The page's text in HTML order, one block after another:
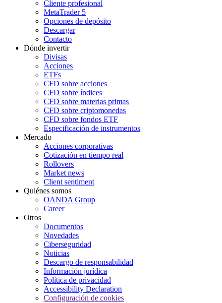
Cliente profesional
MetaTrader 5
Opciones de depósito
Descargar
Contacto
Dónde invertir
Divisas
Acciones
ETFs
CFD sobre acciones
CFD sobre índices
CFD sobre materias primas
CFD sobre criptomonedas
CFD sobre fondos ETF
Especificación de instrumentos
Mercado
Acciones corporativas
Cotización en tiempo real
Rollovers
Market news
Client sentiment
Quiénes somos
OANDA Group
Career
Otros
Documentos
Novedades
Ciberseguridad
Noticias
Descargo de responsabilidad
Información jurídica
Política de privacidad
Accessibility Declaration
Configuración de cookies